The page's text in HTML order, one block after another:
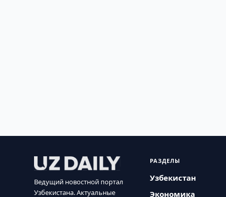
Ведущий новостной портал
Узбекистана. Актуальные
РАЗДЕЛЫ
Узбекистан
Экономика